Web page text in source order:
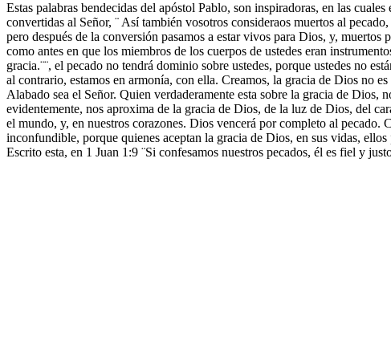
Estas palabras bendecidas del apóstol Pablo, son inspiradoras, en las
convertidas al Señor, ¨ Así también vosotros consideraos muertos al
pero después de la conversión pasamos a estar vivos para Dios, y,
como antes en que los miembros de los cuerpos de ustedes eran
gracia.¨¨, el pecado no tendrá dominio sobre ustedes, porque ustedes no
al contrario, estamos en armonía, con ella. Creamos, la gracia de Dios no
Alabado sea el Señor. Quien verdaderamente esta sobre la gracia de
evidentemente, nos aproxima de la gracia de Dios, de la luz de Dios, del
el mundo, y, en nuestros corazones. Dios vencerá por completo al
inconfundible, porque quienes aceptan la gracia de Dios, en sus vidas,
Escrito esta, en 1 Juan 1:9 ¨Si confesamos nuestros pecados, él es fiel y